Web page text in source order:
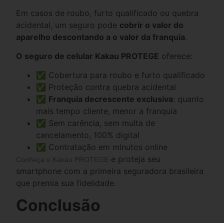
Em casos de roubo, furto qualificado ou quebra
acidental, um seguro pode cobrir o valor do
aparelho descontando a o valor da franquia.
O seguro de celular Kakau PROTEGE oferece:
✅ Cobertura para roubo e furto qualificado
✅ Proteção contra quebra acidental
✅ Franquia decrescente exclusiva: quanto
mais tempo cliente, menor a franquia
✅ Sem carência, sem multa de
cancelamento, 100% digital
✅ Contratação em minutos online
Conheça o Kakau PROTEGE e proteja seu
smartphone com a primeira seguradora brasileira
que premia sua fidelidade.
Conclusão